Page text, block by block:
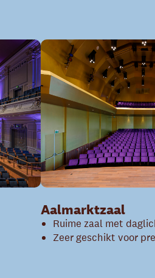
Aalmarktzaal
Ruime zaal met
Zeer geschikt voor